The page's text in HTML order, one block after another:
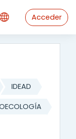
Acceder
IDEAD